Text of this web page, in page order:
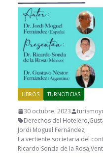
LIBROS TURNOTICIAS
30 octubre, 2023
Derechos del Hotelero,
Jordi Moguel Fernández,
La vertiente societaria del
Ricardo Sonda de la Rosa,